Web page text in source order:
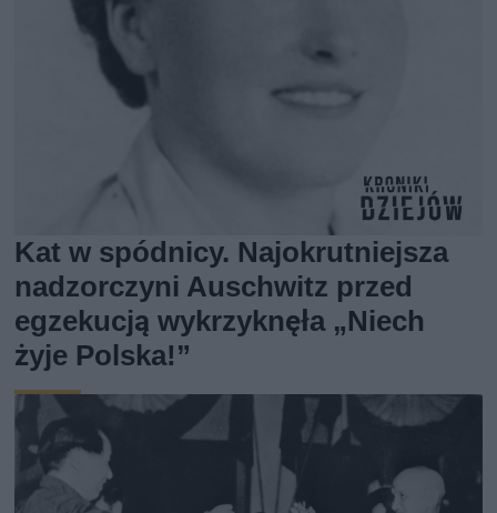
Kat w spódnicy. Najokrutniejsza
nadzorczyni Auschwitz przed
egzekucją wykrzyknęła „Niech
żyje Polska!”